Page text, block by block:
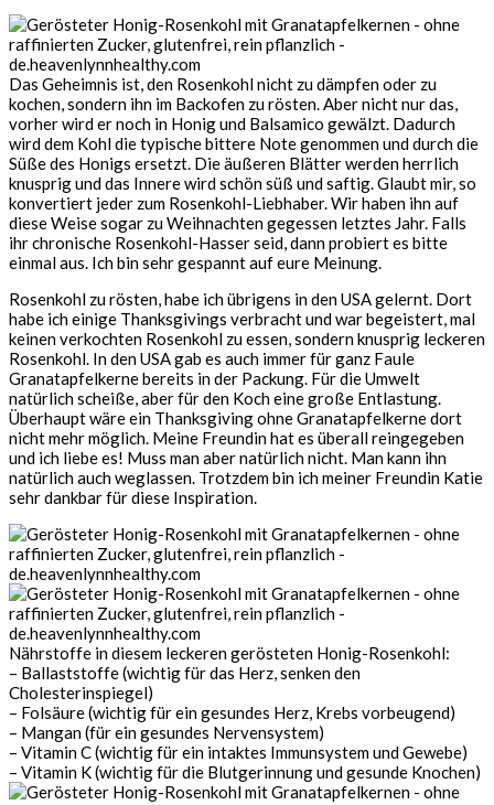
Das Geheimnis ist, den Rosenkohl nicht zu dämpfen oder zu
kochen, sondern ihn im Backofen zu rösten. Aber nicht nur das,
vorher wird er noch in Honig und Balsamico gewälzt. Dadurch
wird dem Kohl die typische bittere Note genommen und durch die
Süße des Honigs ersetzt. Die äußeren Blätter werden herrlich
knusprig und das Innere wird schön süß und saftig. Glaubt mir, so
konvertiert jeder zum Rosenkohl-Liebhaber. Wir haben ihn auf
diese Weise sogar zu Weihnachten gegessen letztes Jahr. Falls
ihr chronische Rosenkohl-Hasser seid, dann probiert es bitte
einmal aus. Ich bin sehr gespannt auf eure Meinung.
Rosenkohl zu rösten, habe ich übrigens in den USA gelernt. Dort
habe ich einige Thanksgivings verbracht und war begeistert, mal
keinen verkochten Rosenkohl zu essen, sondern knusprig leckeren
Rosenkohl. In den USA gab es auch immer für ganz Faule
Granatapfelkerne bereits in der Packung. Für die Umwelt
natürlich scheiße, aber für den Koch eine große Entlastung.
Überhaupt wäre ein Thanksgiving ohne Granatapfelkerne dort
nicht mehr möglich. Meine Freundin hat es überall reingegeben
und ich liebe es! Muss man aber natürlich nicht. Man kann ihn
natürlich auch weglassen. Trotzdem bin ich meiner Freundin Katie
sehr dankbar für diese Inspiration.
Nährstoffe in diesem leckeren gerösteten Honig-Rosenkohl:
– Ballaststoffe (wichtig für das Herz, senken den
Cholesterinspiegel)
– Folsäure (wichtig für ein gesundes Herz, Krebs vorbeugend)
– Mangan (für ein gesundes Nervensystem)
– Vitamin C (wichtig für ein intaktes Immunsystem und Gewebe)
– Vitamin K (wichtig für die Blutgerinnung und gesunde Knochen)